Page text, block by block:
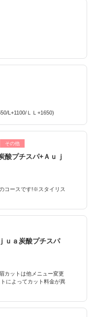
L+1100/ＬＬ+1650)
その他
酸プチスパ+Ａｕｊ
コースです!※スタイリス
ｕａ炭酸プチスパ
カットは他メニュー変更
によってカット料金が異